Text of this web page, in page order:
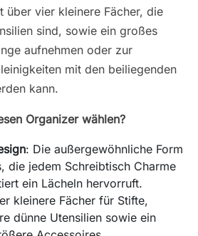
über vier kleinere Fächer, die
sind, sowie ein großes
aufnehmen oder zur
mit den beiliegenden
kann.
Organizer wählen?
: Die außergewöhnliche Form
die jedem Schreibtisch Charme
ein Lächeln hervorruft.
kleinere Fächer für Stifte,
dünne Utensilien sowie ein